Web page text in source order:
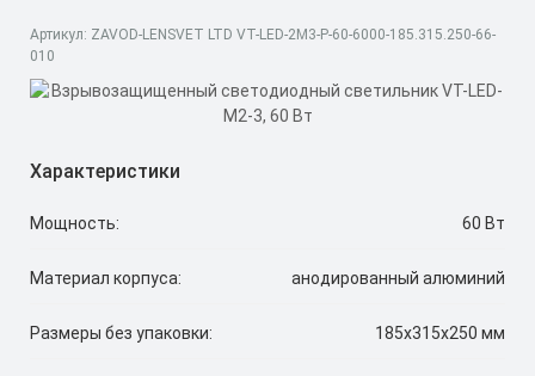
Артикул: ZAVOD-LENSVET LTD VT-LED-2M3-P-60-6000-185.315.250-66-
010
Характеристики
Мощность: 60 Вт
Материал корпуса: анодированный алюминий
Размеры без упаковки: 185х315х250 мм